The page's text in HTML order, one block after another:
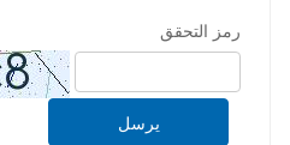
رمز التحقق
يرسل